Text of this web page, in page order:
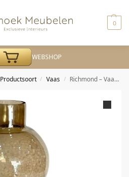
0
WEBSHOP
Productsoort / Vaas / Richmond – Vaas Sera smoke large